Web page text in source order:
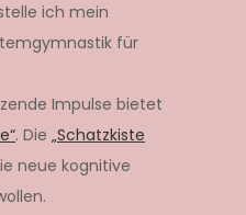
ich mein
für
Impulse bietet
. Die „Schatzkiste
neue kognitive